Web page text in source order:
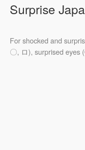
Surprise
For shocked and
〇, ロ), surprised